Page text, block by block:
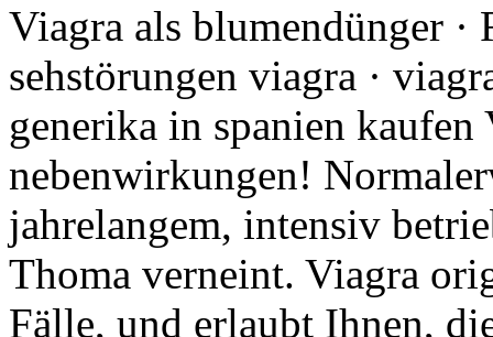
Viagra als blumendünger ·
sehstörungen viagra ·
generika in spanien
nebenwirkungen!
jahrelangem, intensiv
Thoma verneint. Viagra
Fälle, und erlaubt Ihnen,